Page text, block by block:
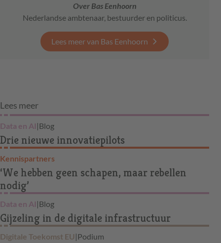
Over Bas Eenhoorn
Nederlandse ambtenaar, bestuurder en politicus.
Lees meer van Bas Eenhoorn
Lees meer
Data en AI |Blog
Drie nieuwe innovatiepilots
Kennispartners
‘We hebben geen schapen, maar rebellen
nodig’
Data en AI |Blog
Gijzeling in de digitale infrastructuur
Digitale Toekomst EU |Podium